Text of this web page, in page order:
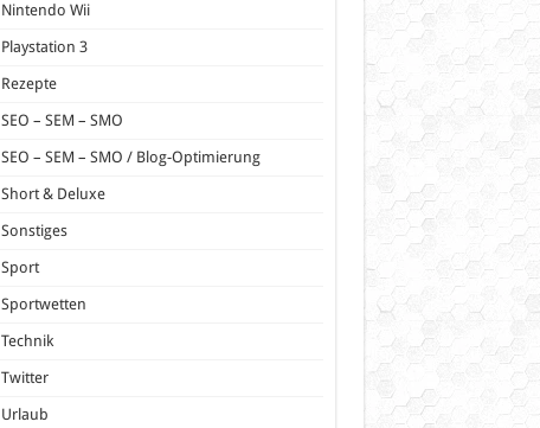
Nintendo Wii
Playstation 3
Rezepte
SEO – SEM – SMO
SEO – SEM – SMO / Blog-Optimierung
Short & Deluxe
Sonstiges
Sport
Sportwetten
Technik
Twitter
Urlaub